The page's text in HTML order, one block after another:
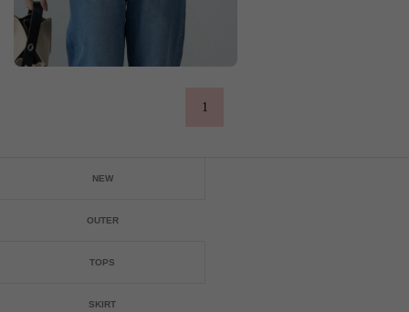
1
NEW
OUTER
TOPS
SKIRT